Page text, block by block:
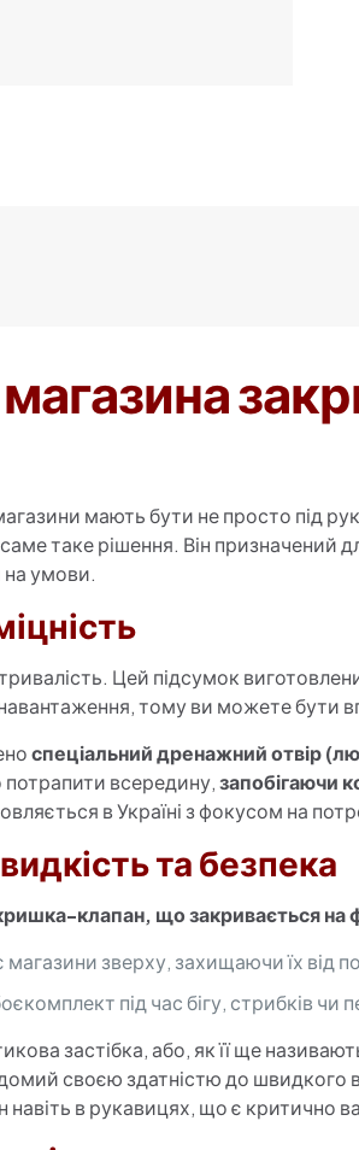
мають бути не просто під
таке рішення. Він призначений
умови.
Цей підсумок
тому ви можете бути
спеціальний дренажний отвір
всередину,запобігаючи
в Україні з фокусом на
та безпека
клапан, що закривається на
зверху, захищаючи їх від
під час бігу, стрибків чи
застібка, або, як її ще
своєю здатністю до швидкого
в рукавицях, що є критично